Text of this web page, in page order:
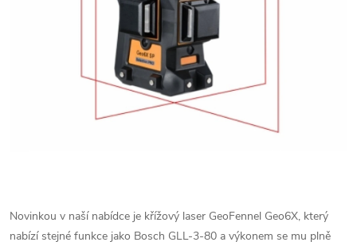
Novinkou v naší nabídce je křížový laser GeoFennel Geo6X, který
nabízí stejné funkce jako Bosch GLL-3-80 a výkonem se mu plně